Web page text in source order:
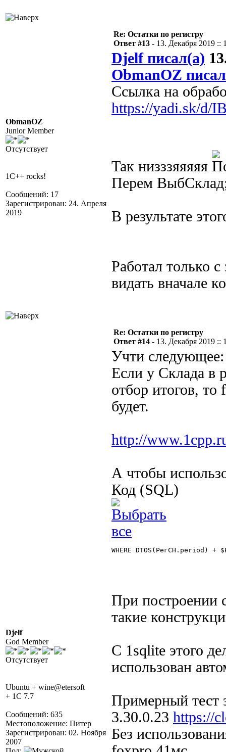
ObmanOZ
Junior Member
Отсутствует
1C++ rocks!
Сообщений: 17
Зарегистрирован: 24. Апреля
2019
Re: Остатки по регистру
Ответ #13 - 13. Декабря 2019 ::
Djelf писал(а)
ObmanOZ
Ссылка на
https://yadi.sk/d/
Так низззяяяяя
Перем
В результате
Работал только
видать вначале
Djelf
God Member
Отсутствует
Ubuntu + wine@etersoft
+ 1C 7.7
Сообщений: 635
Местоположение: Питер
Зарегистрирован: 02. Ноября
2007
Re: Остатки по регистру
Ответ #14 - 13. Декабря 2019 ::
Учти следующее:
Если у Склада в
отбор итогов, то
будет.
http://
А чтобы
Код (SQL)
WHERE DTOS(РегСН.period) +
При построении
такие
С 1sqlite этого
использован
Примерный тест
3.30.0.23 https://
Без